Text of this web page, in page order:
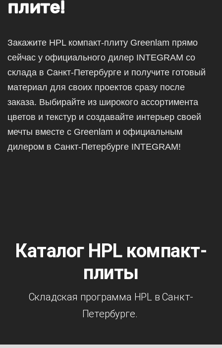
плите!
Закажите HPL компакт-плиту Greenlam прямо
сейчас у официального дилер INTEGRAM со
склада в Санкт-Петербурге и получите готовый
материал для своих проектов сразу после
заказа. Выбирайте из широкого ассортимента
цветов и текстур и создавайте интерьер своей
мечты вместе с Greenlam и официальным
дилером в Санкт-Петербурге INTEGRAM!
Каталог HPL компакт-
плиты
Складская программа HPL в Санкт-
Петербурге.